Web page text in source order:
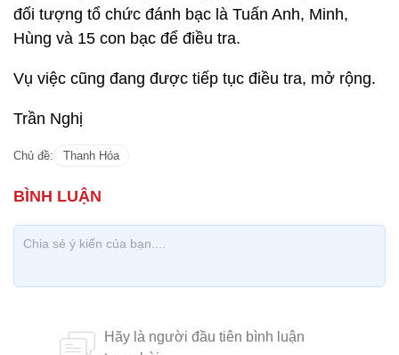
đối tượng tổ chức đánh bạc là Tuấn Anh, Minh,
Hùng và 15 con bạc để điều tra.
Vụ việc cũng đang được tiếp tục điều tra, mở rộng.
Trần Nghị
Chủ đề: Thanh Hóa